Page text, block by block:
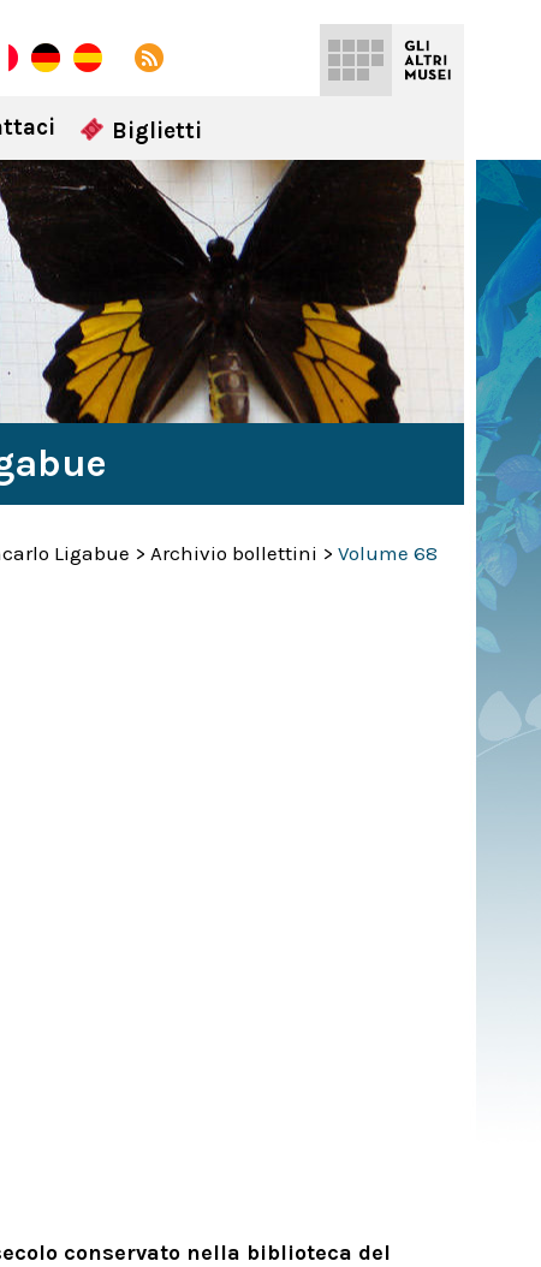
Biglietti
Ligabue > Archivio bollettini > Volume 68
conservato nella biblioteca del